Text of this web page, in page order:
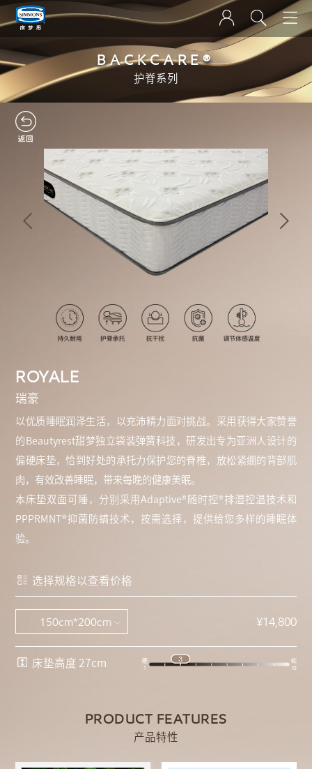
BACKCARE®
护脊系列
ROYALE
瑞豪
以优质睡眠润泽生活，以充沛精力面对挑战。采用获得大家赞誉
的Beautyrest甜梦独立袋装弹簧科技，研发出专为亚洲人设计的
偏硬床垫，恰到好处的承托力保护您的脊椎，放松紧绷的背部肌
肉，有效改善睡眠，带来每晚的健康美眠。
本床垫双面可睡，分别采用Adaptive®随时控®排湿控温技术和
PPPRMNT®抑菌防螨技术，按需选择，提供给您多样的睡眠体
验。
选择规格以查看价格
¥14,800
床垫高度 27cm
PRODUCT FEATURES
产品特性